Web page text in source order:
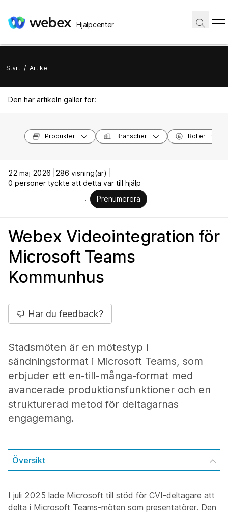
Hjälpcenter
Start / Artikel
Den här artikeln gäller för:
Produkter Branscher Roller
22 maj 2026 |
286 visning(ar) |
0 personer tyckte att detta var till hjälp
Prenumerera
Webex Videointegration för
Microsoft Teams
Kommunhus
Har du feedback?
Stadsmöten är en mötestyp i
sändningsformat i Microsoft Teams, som
erbjuder ett en-till-många-format med
avancerade produktionsfunktioner och en
strukturerad metod för deltagarnas
engagemang.
Översikt
I juli 2025 lade Microsoft till stöd för CVI-deltagare att
delta i Microsoft Teams-möten som presentatörer. Den